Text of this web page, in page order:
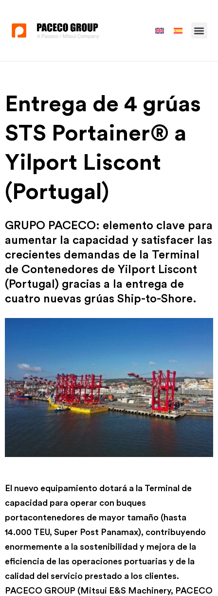
Entrega de 4 grúas
STS Portainer® a
Yilport Liscont
(Portugal)
GRUPO PACECO: elemento clave para
aumentar la capacidad y satisfacer las
crecientes demandas de la Terminal
de Contenedores de Yilport Liscont
(Portugal) gracias a la entrega de
cuatro nuevas grúas Ship-to-Shore.
El nuevo equipamiento dotará a la Terminal de
capacidad para operar con buques
portacontenedores de mayor tamaño (hasta
14.000 TEU, Super Post Panamax), contribuyendo
enormemente a la sostenibilidad y mejora de la
eficiencia de las operaciones portuarias y de la
calidad del servicio prestado a los clientes.
PACECO GROUP (Mitsui E&S Machinery, PACECO